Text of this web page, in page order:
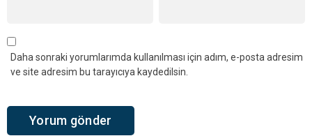
Daha sonraki yorumlarımda kullanılması için adım, e-posta adresim
ve site adresim bu tarayıcıya kaydedilsin.